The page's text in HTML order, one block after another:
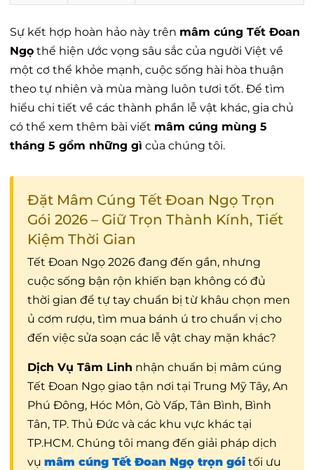
Sự kết hợp hoàn hảo này trên mâm cúng Tết Đoan
Ngọ thể hiện ước vọng sâu sắc của người Việt về
một cơ thể khỏe mạnh, cuộc sống hài hòa thuận
theo tự nhiên và mùa màng luôn tươi tốt. Để tìm
hiểu chi tiết về các thành phần lễ vật khác, gia chủ
có thể xem thêm bài viết mâm cúng mùng 5
tháng 5 gồm những gì của chúng tôi.
Đặt Mâm Cúng Tết Đoan Ngọ Trọn
Gói 2026 – Giữ Trọn Thành Kính, Tiết
Kiệm Thời Gian
Tết Đoan Ngọ 2026 đang đến gần, nhưng
cuộc sống bận rộn khiến bạn không có đủ
thời gian để tự tay chuẩn bị từ khâu chọn men
ủ cơm rượu, tìm mua bánh ú tro chuẩn vị cho
đến việc sửa soạn các lễ vật chay mặn khác?
Dịch Vụ Tâm Linh nhận chuẩn bị mâm cúng
Tết Đoan Ngọ giao tận nơi tại Trung Mỹ Tây, An
Phú Đông, Hóc Môn, Gò Vấp, Tân Bình, Bình
Tân, TP. Thủ Đức và các khu vực khác tại
TP.HCM. Chúng tôi mang đến giải pháp dịch
vụ mâm cúng Tết Đoan Ngọ trọn gói tối ưu